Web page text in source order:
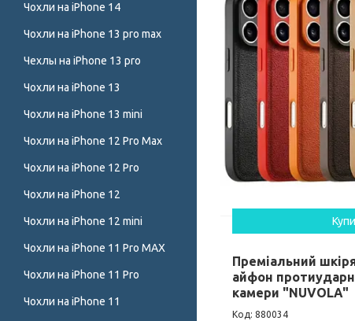
Преміальний
айфон
камери "NUVOLA"
880034
Чохли на iPhone 14
Чохли на iPhone 13 pro max
Чехлы на iPhone 13 pro
Чохли на iPhone 13
Чохли на iPhone 13 mini
Чохли на iPhone 12 Pro Max
Чохли на iPhone 12 Pro
Чохли на iPhone 12
Чохли на iPhone 12 mini
Чохли на iPhone 11 Pro MAX
Чохли на iPhone 11 Pro
Чохли на iPhone 11